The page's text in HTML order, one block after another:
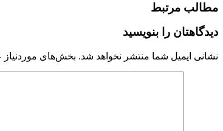
مطالب مرتبط
دیدگاهتان را بنویسید
نشانی ایمیل شما منتشر نخواهد شد. بخش‌های موردنیاز